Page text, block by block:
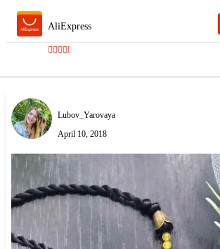
AliExpress
Lubov_Yarovaya
April 10, 2018